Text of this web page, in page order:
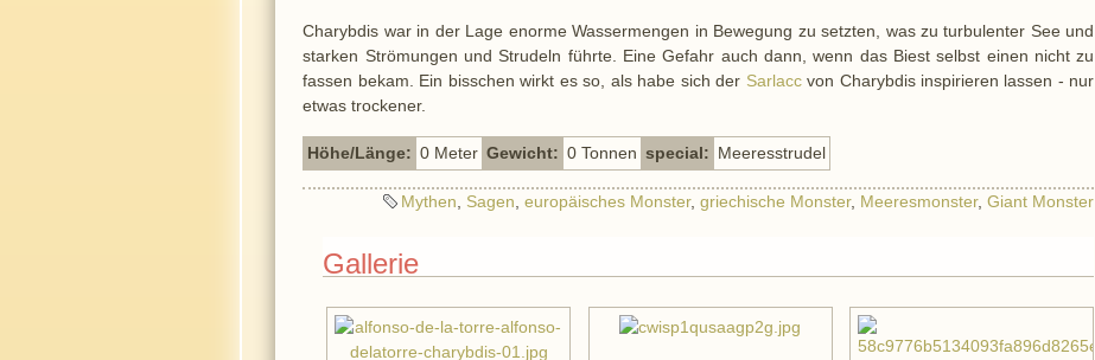
Charybdis war in der Lage enorme Wassermengen in Bewegung zu setzten, was zu turbulenter See und
starken Strömungen und Strudeln führte. Eine Gefahr auch dann, wenn das Biest selbst einen nicht zu
fassen bekam. Ein bisschen wirkt es so, als habe sich der Sarlaccvon Charybdis inspirieren lassen - nur
etwas trockener.
Höhe/Länge: 0 Meter Gewicht: 0 Tonnen special: Meeresstrudel
Mythen, Sagen,europäisches Monster,griechische Monster, Meeresmonster,Giant Monster
Gallerie